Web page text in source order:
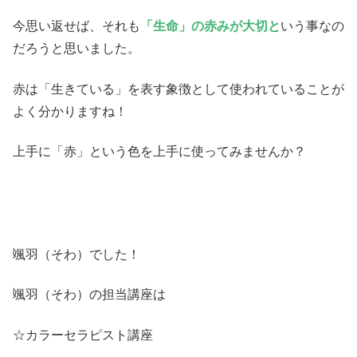
今思い返せば、それも 「生命」の赤みが大切という事なの
だろうと思いました。
赤は「生きている」を表す象徴として使われていることが
よく分かりますね！
上手に「赤」という色を上手に使ってみませんか？
颯羽（そわ）でした！
颯羽（そわ）の担当講座は
☆カラーセラピスト講座